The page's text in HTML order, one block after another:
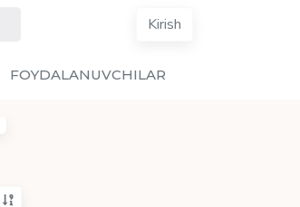
Kirish
FOYDALANUVCHILAR